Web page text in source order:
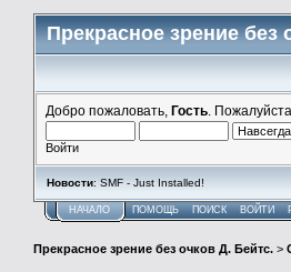
Прекрасное зрение без
Добро пожаловать, Гость . Пожалуйста,
Войти
Новости: SMF - Just Installed!
НАЧАЛО ПОМОЩЬ ПОИСК ВОЙТИ
Прекрасное зрение без очков Д. Бейтс. >